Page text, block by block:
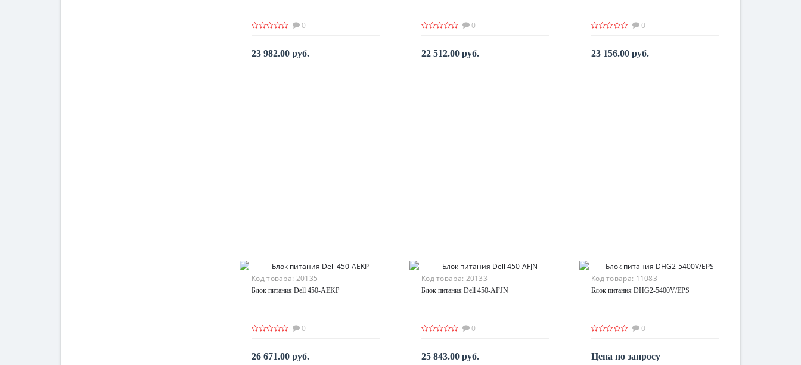
0
23 982.00 руб.
0
22 512.00 руб.
0
23 156.00 руб.
Код товара: 20135
Блок питания Dell 450-AEKP
0
26 671.00 руб.
Код товара: 20133
Блок питания Dell 450-AFJN
0
25 843.00 руб.
Код товара: 11083
Блок питания DHG2-5400V/EPS
0
Цена по запросу